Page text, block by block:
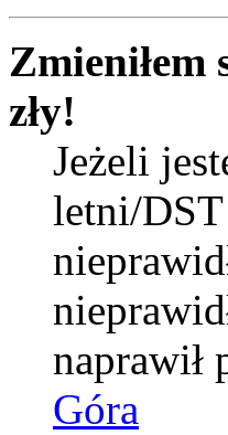
Zmieniłem
zły!
Jeżeli
letni/DST
naprawił
Góra